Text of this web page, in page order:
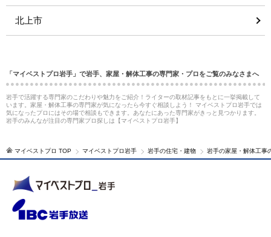
北上市
「マイベストプロ岩手」で岩手、家屋・解体工事の専門家・プロをご覧のみなさまへ
岩手で活躍する専門家のこだわりや魅力をご紹介！ライターの取材記事をもとに一挙掲載して
います。家屋・解体工事の専門家が気になったら今すぐ相談しよう！ マイベストプロ岩手では
気になったプロにはその場で相談もできます。あなたにあった専門家がきっと見つかります。
岩手のみんなが注目の専門家プロ探しは【マイベストプロ岩手】
マイベストプロ TOP マイベストプロ岩手 岩手の住宅・建物 岩手の家屋・解体工事